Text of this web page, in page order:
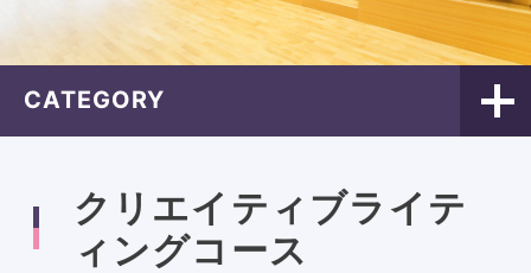
CATEGORY
クリエイティブライテ
ィングコース